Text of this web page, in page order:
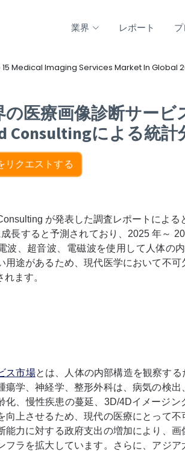
業界 レポート
15 Medical Imaging Services Market In Global
の医療画像診断サー
Consultingによる統計
リクエストする
が発表した調査レポートによる
長すると予測されており、2025 年～
波、超音波、電磁波を使用して人体の
用途があるため、現代医学において不
ます。
ス市場とは、人体の内部構造を観察す
瘍学、神経学、整形外科は、病気の検
化、慢性疾患の蔓延、3D/4Dイメージ
向上させるため、現代の医療にとって
能力に対する政府支出の増加により、
フラを拡大しています。さらに、アジ